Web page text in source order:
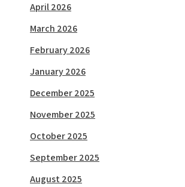
April 2026
March 2026
February 2026
January 2026
December 2025
November 2025
October 2025
September 2025
August 2025